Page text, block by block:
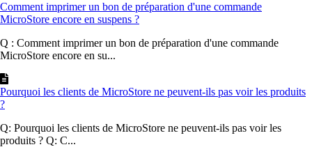
Comment imprimer un bon de préparation d'une commande
MicroStore encore en suspens ?
Q : Comment imprimer un bon de préparation d'une commande
MicroStore encore en su...
Pourquoi les clients de MicroStore ne peuvent-ils pas voir les produits
?
Q: Pourquoi les clients de MicroStore ne peuvent-ils pas voir les
produits ? Q: C...